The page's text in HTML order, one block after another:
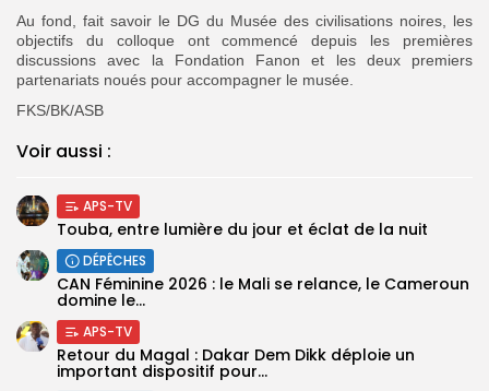
Au fond, fait savoir le DG du Musée des civilisations noires, les
objectifs du colloque ont commencé depuis les premières
discussions avec la Fondation Fanon et les deux premiers
partenariats noués pour accompagner le musée.
FKS/BK/ASB
Voir aussi :
APS-TV
Touba, entre lumière du jour et éclat de la nuit
DÉPÊCHES
‎CAN Féminine 2026 : le Mali se relance, le Cameroun
domine le...
APS-TV
Retour du Magal : Dakar Dem Dikk déploie un
important dispositif pour...